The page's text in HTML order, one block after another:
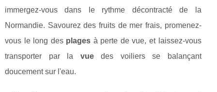
immergez-vous dans le rythme décontracté de la
Normandie. Savourez des fruits de mer frais, promenez-
vous le long des plages à perte de vue, et laissez-vous
transporter par la vuedes voiliers se balançant
doucement sur l'eau.